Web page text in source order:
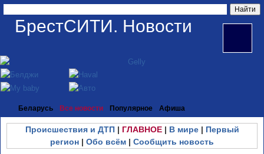
БрестСИТИ. Новости
Беларусь Все новости Популярное Афиша
Происшествия и ДТП| ГЛАВНОЕ| В мире| Первый
регион | Обо всём | Сообщить новость